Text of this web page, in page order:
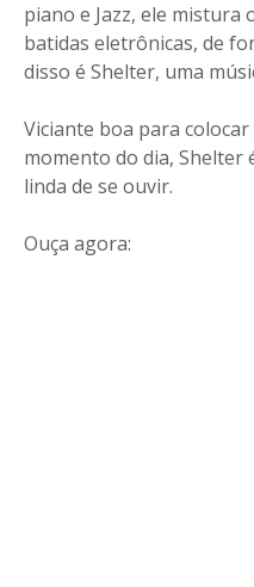
piano e Jazz, ele mistura
batidas eletrônicas, de
disso é Shelter, uma
Viciante boa para
momento do dia, Shelter
linda de se ouvir.
Ouça agora: